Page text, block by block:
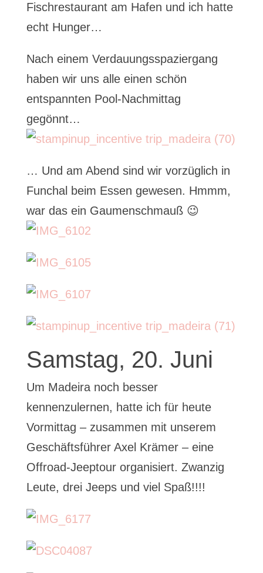
Fischrestaurant am Hafen und ich hatte
echt Hunger…
Nach einem Verdauungsspaziergang
haben wir uns alle einen schön
entspannten Pool-Nachmittag
gegönnt…
… Und am Abend sind wir vorzüglich in
Funchal beim Essen gewesen. Hmmm,
war das ein Gaumenschmauß 😉
Samstag, 20. Juni
Um Madeira noch besser
kennenzulernen, hatte ich für heute
Vormittag – zusammen mit unserem
Geschäftsführer Axel Krämer – eine
Offroad-Jeeptour organisiert. Zwanzig
Leute, drei Jeeps und viel Spaß!!!!